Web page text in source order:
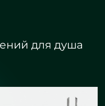
для душа